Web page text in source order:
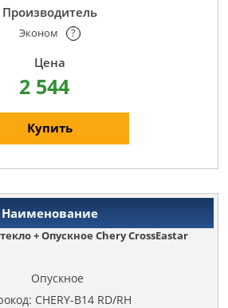
Эконом ?
2 544
Купить
+ Опускное Chery CrossEastar
Опускное
CHERY-B14 RD/RH